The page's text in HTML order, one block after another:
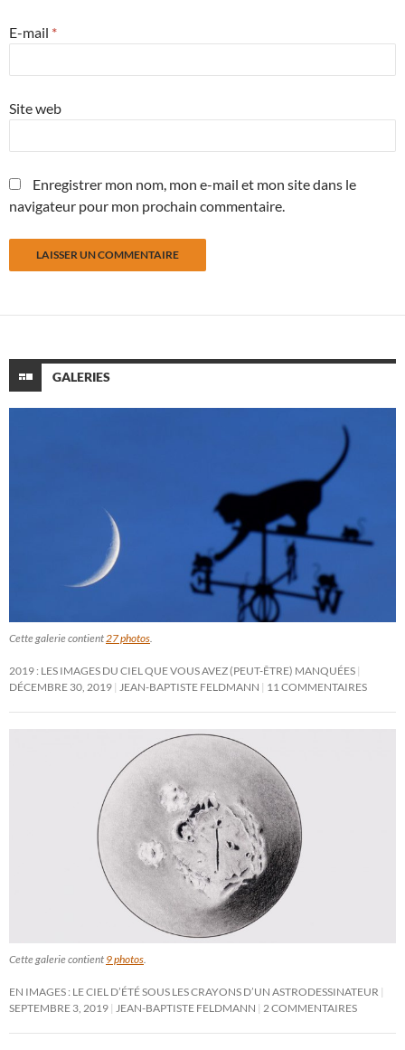
E-mail *
Site web
Enregistrer mon nom, mon e-mail et mon site dans le
navigateur pour mon prochain commentaire.
GALERIES
Cette galerie contient 27 photos
2019 : LES IMAGES DU CIEL QUE VOUS AVEZ (PEUT-ÊTRE) MANQUÉES
DÉCEMBRE 30, 2019
JEAN-BAPTISTE FELDMANN 11 COMMENTAIRES
Cette galerie contient 9 photos
EN IMAGES : LE CIEL D’ÉTÉ SOUS LES CRAYONS D’UN ASTRODESSINATEUR
SEPTEMBRE 3, 2019
JEAN-BAPTISTE FELDMANN 2 COMMENTAIRES